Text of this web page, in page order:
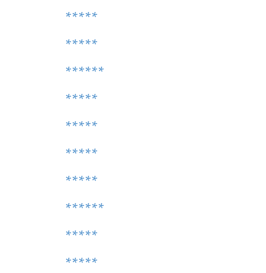
*****
*****
******
*****
*****
*****
*****
******
*****
*****